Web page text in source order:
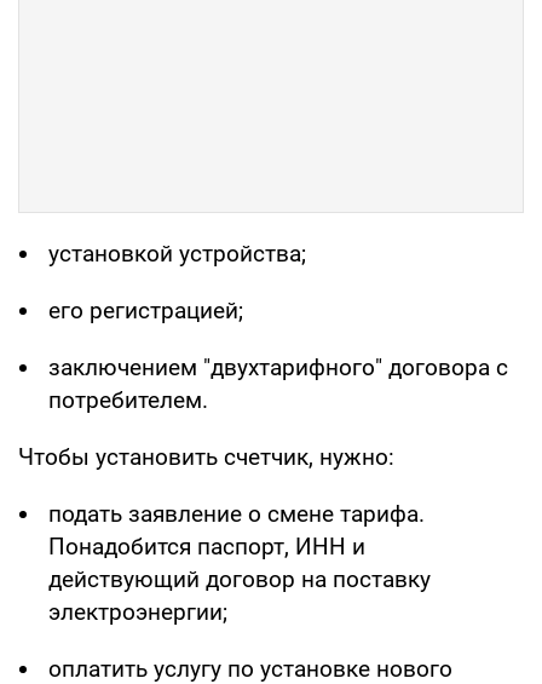
установкой устройства;
его регистрацией;
заключением "двухтарифного" договора с
потребителем.
Чтобы установить счетчик, нужно:
подать заявление о смене тарифа.
Понадобится паспорт, ИНН и
действующий договор на поставку
электроэнергии;
оплатить услугу по установке нового